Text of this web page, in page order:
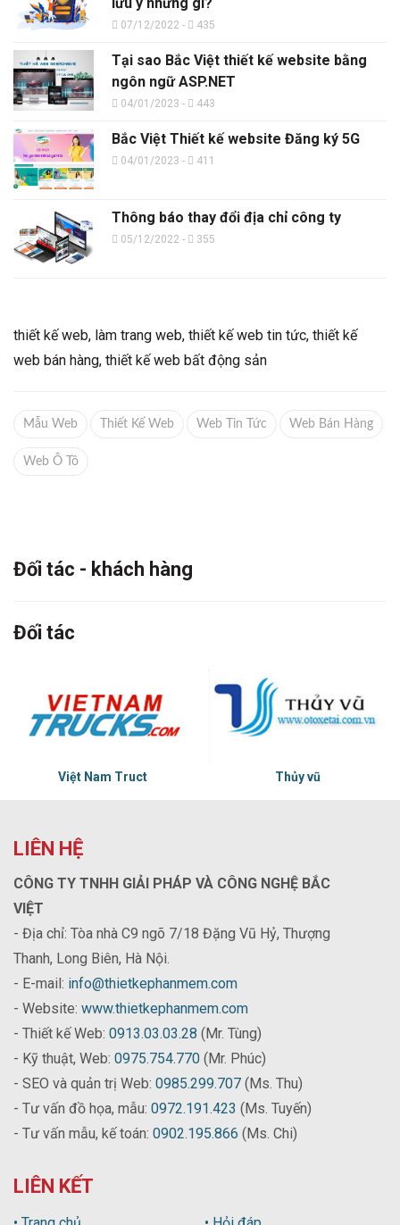
07/12/2022 - 435
Tại sao Bắc Việt thiết kế website bằng
ngôn ngữ ASP.NET
04/01/2023 - 443
Bắc Việt Thiết kế website Đăng ký 5G
04/01/2023 - 411
Thông báo thay đổi địa chỉ công ty
05/12/2022 - 355
thiết kế web, làm trang web, thiết kế web tin tức, thiết kế
web bán hàng, thiết kế web bất động sản
Mẫu Web Thiết Kế Web Web Tin Tức Web Bán Hàng
Web Ô Tô
Đối tác - khách hàng
Đối tác
Việt Nam Truct Thủy vũ
LIÊN HỆ
CÔNG TY TNHH GIẢI PHÁP VÀ CÔNG NGHỆ BẮC
VIỆT
- Địa chỉ: Tòa nhà C9 ngõ 7/18 Đặng Vũ Hỷ, Thượng
Thanh, Long Biên, Hà Nội.
- E-mail: info@thietkephanmem.com
- Website: www.thietkephanmem.com
- Thiết kế Web: 0913.03.03.28 (Mr. Tùng)
- Kỹ thuật, Web: 0975.754.770 (Mr. Phúc)
- SEO và quản trị Web: 0985.299.707 (Ms. Thu)
- Tư vấn đồ họa, mẫu: 0972.191.423 (Ms. Tuyến)
- Tư vấn mẫu, kế toán: 0902.195.866 (Ms. Chi)
LIÊN KẾT